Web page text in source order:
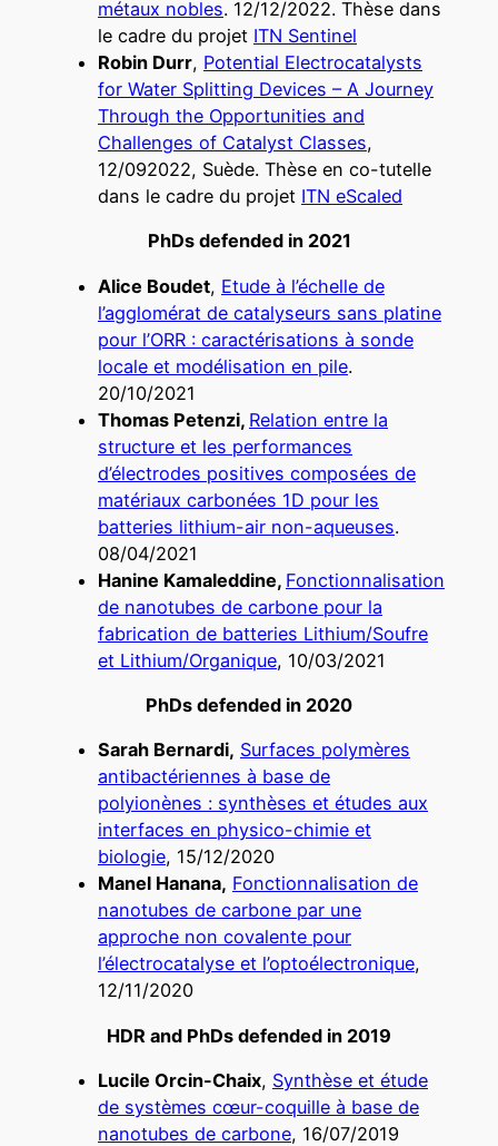
métaux nobles. 12/12/2022. Thèse dans
le cadre du projet ITN Sentinel
Robin Durr, Potential Electrocatalysts
for Water Splitting Devices – A Journey
Through the Opportunities and
Challenges of Catalyst Classes,
12/092022, Suède. Thèse en co-tutelle
dans le cadre du projet ITN eScaled
PhDs defended in 2021
Alice Boudet, Etude à l’échelle de
l’agglomérat de catalyseurs sans platine
pour l’ORR : caractérisations à sonde
locale et modélisation en pile.
20/10/2021
Thomas Petenzi, Relation entre la
structure et les performances
d’électrodes positives composées de
matériaux carbonées 1D pour les
batteries lithium-air non-aqueuses.
08/04/2021
Hanine Kamaleddine, Fonctionnalisation
de nanotubes de carbone pour la
fabrication de batteries Lithium/Soufre
et Lithium/Organique, 10/03/2021
PhDs defended in 2020
Sarah Bernardi, Surfaces polymères
antibactériennes à base de
polyionènes : synthèses et études aux
interfaces en physico-chimie et
biologie, 15/12/2020
Manel Hanana, Fonctionnalisation de
nanotubes de carbone par une
approche non covalente pour
l’électrocatalyse et l’optoélectronique,
12/11/2020
HDR and PhDs defended in 2019
Lucile Orcin-Chaix, Synthèse et étude
de systèmes cœur-coquille à base de
nanotubes de carbone, 16/07/2019